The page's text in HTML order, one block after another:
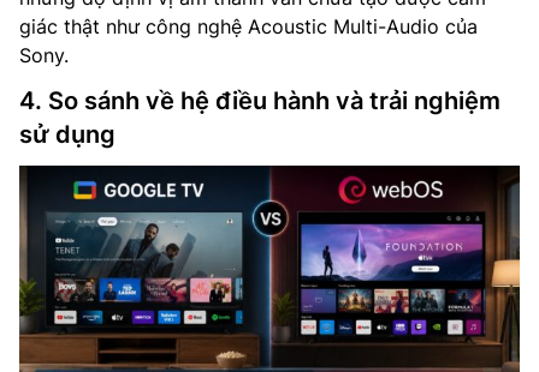
giác thật như công nghệ Acoustic Multi-Audio của
Sony.
4. So sánh về hệ điều hành và trải nghiệm
sử dụng